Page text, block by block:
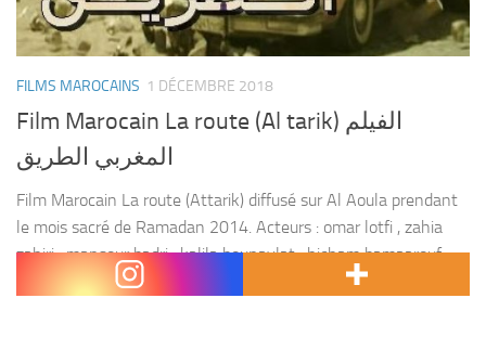
FILMS MAROCAINS 1 DÉCEMBRE 2018
Film Marocain La route (Al tarik) الفيلم
المغربي الطريق
Film Marocain La route (Attarik) diffusé sur Al Aoula prendant
le mois sacré de Ramadan 2014. Acteurs : omar lotfi , zahia
zahiri , mansour badri , kalila bounaylat , hicham bamaarouf ,